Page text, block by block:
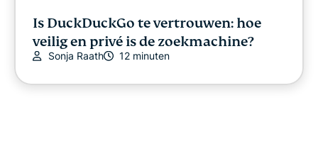
Is DuckDuckGo te vertrouwen: hoe
veilig en privé is de zoekmachine?
Sonja Raath 12 minuten